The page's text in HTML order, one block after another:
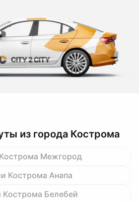
из города Кострома
Межгород
Кострома Анапа
Кострома Белебей